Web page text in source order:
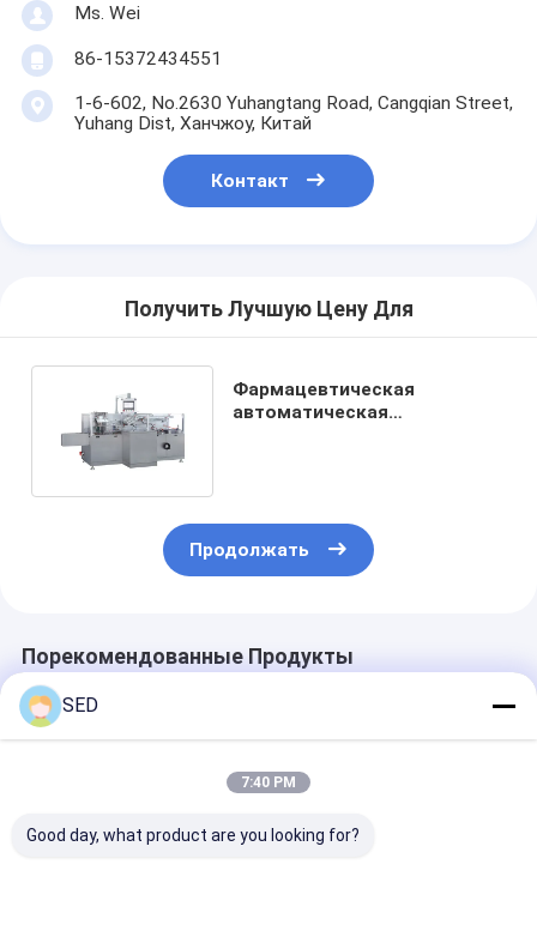
Ms. Wei
86-15372434551
1-6-602, No.2630 Yuhangtang Road, Cangqian Street,
Yuhang Dist, Ханчжоу, Китай
Контакт
Получить Лучшую Цену Для
Фармацевтическая
автоматическая
Продолжать
Порекомендованные Продукты
SED
7:40 PM
Good day, what product are you looking for?